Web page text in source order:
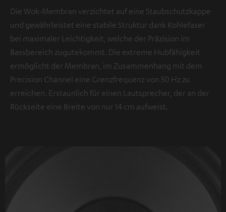
Die Wok-Membran verzichtet auf eine Staubschutzkappe
und gewährleistet eine stabile Struktur dank Kohlefaser
bei maximaler Leichtigkeit, welche der Präzision im
Bassbereich zugutekommt. Die extreme Hubfähigkeit
ermöglicht der Membran, im Zusammenhang mit dem
Precision Channel eine Grenzfrequenz von 50 Hz zu
erreichen. Erstaunlich für einen Lautsprecher, der an der
Rückseite eine Breite von nur 14 cm aufweist.